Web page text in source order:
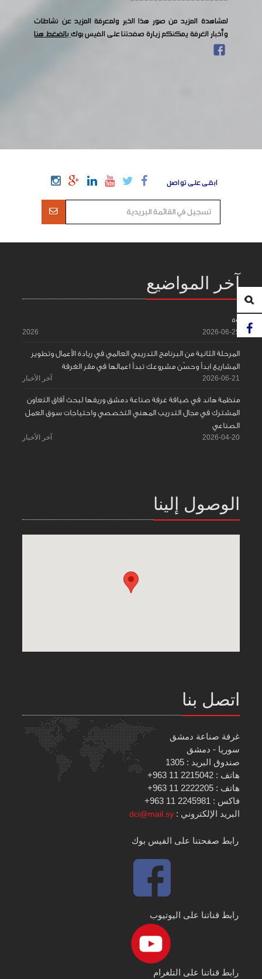
لمشاهدة المزيد من صور هذا الخبر ولمعرفة المزيد عن نشاطات
وأخبار الغرفة يمكنكم زيارة صفحتنا على الفيس بوكبالضغط هنا
ابقى على تواصل
آخر المواضيع
55
2026-06-25
2026
المرحلة الثانية من البرنامج التدريبي العالمي في ريادة الأعمال وتطوير
المشاريع ابدأ وحسّن مشروعك تبدأ اعمالها في مقر الغرفة
2026-06-21 آخر الأخبار
منظمة هاند في ضيافة غرفة صناعة دمشق وريفها لبحث آفاق التعاون
المشترك في مجال التدريب المهني التخصصي واحتياجات سوق العمل
الصناعي
2026-04-20 آخر الأخبار
الوصول إلينا
اتصل بنا
غرفة صناعة دمشق
سوريا - دمشق
صندوق البريد : 1305
هاتف : 2215042 11 963+
هاتف : 2222205 11 963+
فاكس : 2245981 11 963+
البريد الإلكتروني :dci@mail.sy
رابط صفحتنا على الفيس بوك
رابط قناتنا على اليوتيوب
رابط قناتنا على التلغرام